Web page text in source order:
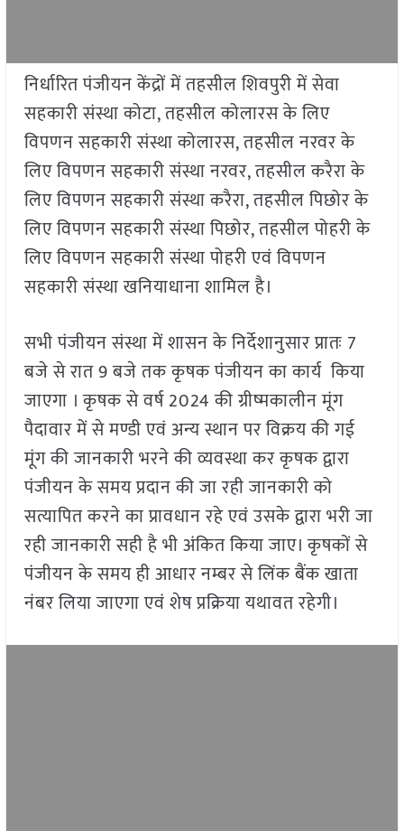
निर्धारित पंजीयन केंद्रों में तहसील शिवपुरी में सेवा
सहकारी संस्था कोटा, तहसील कोलारस के लिए
विपणन सहकारी संस्था कोलारस, तहसील नरवर के
लिए विपणन सहकारी संस्था नरवर, तहसील करैरा के
लिए विपणन सहकारी संस्था करैरा, तहसील पिछोर के
लिए विपणन सहकारी संस्था पिछोर, तहसील पोहरी के
लिए विपणन सहकारी संस्था पोहरी एवं विपणन
सहकारी संस्था खनियाधाना शामिल है।
सभी पंजीयन संस्था में शासन के निर्देशानुसार प्रातः 7
बजे से रात 9 बजे तक कृषक पंजीयन का कार्य किया
जाएगा । कृषक से वर्ष 2024 की ग्रीष्मकालीन मूंग
पैदावार में से मण्डी एवं अन्य स्थान पर विक्रय की गई
मूंग की जानकारी भरने की व्यवस्था कर कृषक द्वारा
पंजीयन के समय प्रदान की जा रही जानकारी को
सत्यापित करने का प्रावधान रहे एवं उसके द्वारा भरी जा
रही जानकारी सही है भी अंकित किया जाए। कृषकों से
पंजीयन के समय ही आधार नम्बर से लिंक बैंक खाता
नंबर लिया जाएगा एवं शेष प्रक्रिया यथावत रहेगी।